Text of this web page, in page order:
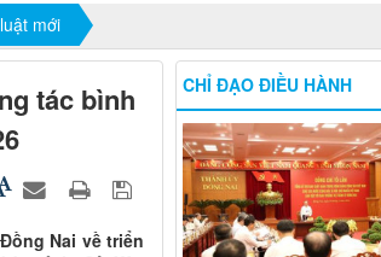
mới
tác bình
Nai về triển
CHỈ ĐẠO ĐIỀU HÀNH